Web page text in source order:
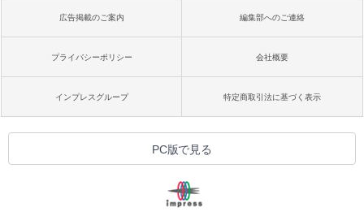
広告掲載のご案内 編集部へのご連絡
プライバシーポリシー 会社概要
インプレスグループ 特定商取引法に基づく表示
PC版で見る